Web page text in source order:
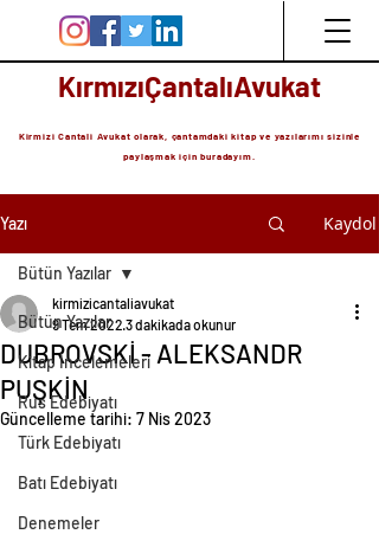
KırmızıÇantalıAvukat
Kirmizi Cantali Avukat olarak, çantamdaki kitap ve yazılarımı sizinle
paylaşmak için buradayım.
Yazı Kaydol
Bütün Yazılar
Kitap İncelemeleri
Rus Edebiyatı
Türk Edebiyatı
Batı Edebiyatı
Denemeler
Bütün Yazılar
DUBROVSKİ - ALEKSANDR
PUŞKİN
kirmizicantaliavukat
9 Tem 2022 3 dakikada okunur
Güncelleme tarihi: 7 Nis 2023